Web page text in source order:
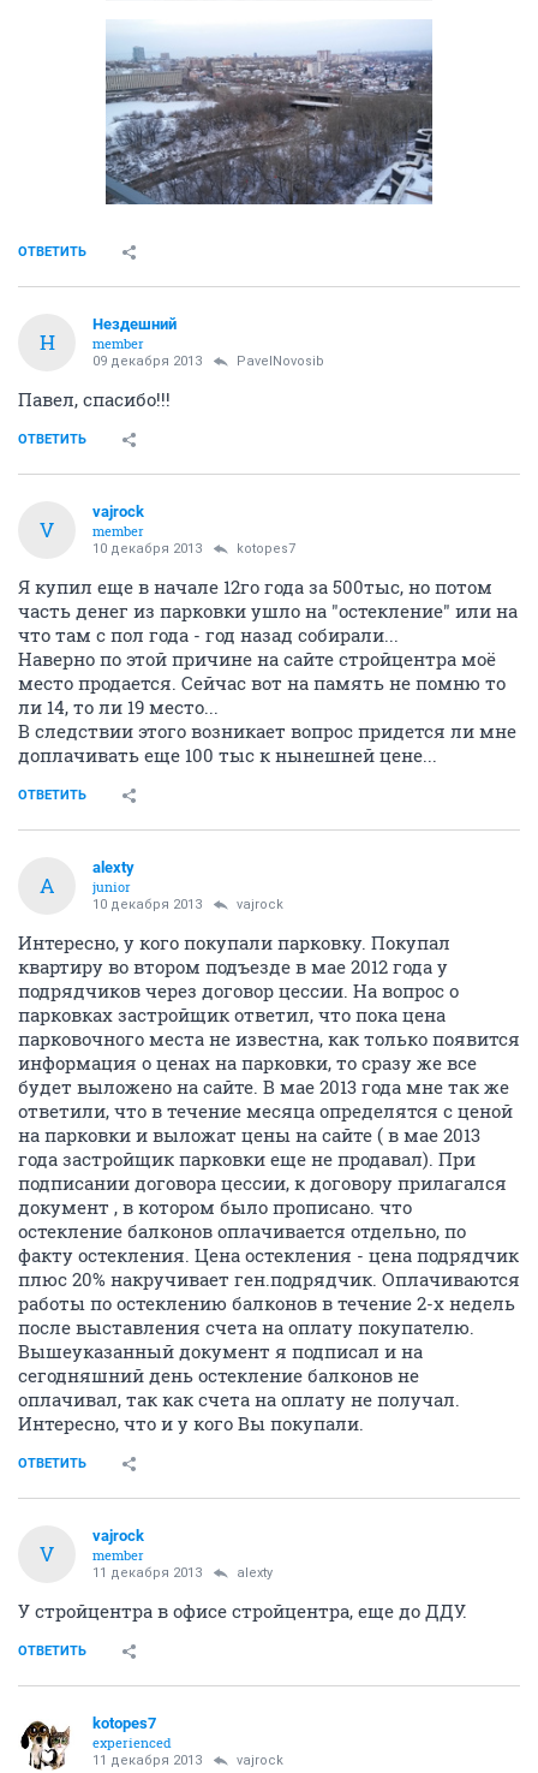
ОТВЕТИТЬ
Н
Нездешний
member
09 декабря 2013 PavelNovosib
Павел, спасибо!!!
ОТВЕТИТЬ
V
vajrock
member
10 декабря 2013 kotopes7
Я купил еще в начале 12го года за 500тыс, но потом
часть денег из парковки ушло на "остекление" или на
что там с пол года - год назад собирали...
Наверно по этой причине на сайте стройцентра моё
место продается. Сейчас вот на память не помню то
ли 14, то ли 19 место...
В следствии этого возникает вопрос придется ли мне
доплачивать еще 100 тыс к нынешней цене...
ОТВЕТИТЬ
A
alexty
junior
10 декабря 2013 vajrock
Интересно, у кого покупали парковку. Покупал
квартиру во втором подъезде в мае 2012 года у
подрядчиков через договор цессии. На вопрос о
парковках застройщик ответил, что пока цена
парковочного места не известна, как только появится
информация о ценах на парковки, то сразу же все
будет выложено на сайте. В мае 2013 года мне так же
ответили, что в течение месяца определятся с ценой
на парковки и выложат цены на сайте ( в мае 2013
года застройщик парковки еще не продавал). При
подписании договора цессии, к договору прилагался
документ , в котором было прописано. что
остекление балконов оплачивается отдельно, по
факту остекления. Цена остекления - цена подрядчик
плюс 20% накручивает ген.подрядчик. Оплачиваются
работы по остеклению балконов в течение 2-х недель
после выставления счета на оплату покупателю.
Вышеуказанный документ я подписал и на
сегодняшний день остекление балконов не
оплачивал, так как счета на оплату не получал.
Интересно, что и у кого Вы покупали.
ОТВЕТИТЬ
V
vajrock
member
11 декабря 2013 alexty
У стройцентра в офисе стройцентра, еще до ДДУ.
ОТВЕТИТЬ
kotopes7
experienced
11 декабря 2013 vajrock